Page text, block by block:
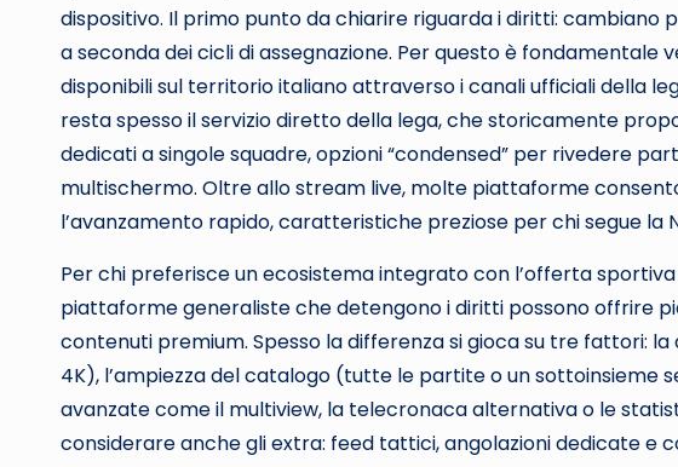
dispositivo. Il primo punto da chiarire riguarda i diritti: cambiano
a seconda dei cicli di assegnazione. Per questo è
disponibili sul territorio italiano attraverso i canali ufficiali della
resta spesso il servizio diretto della lega, che storicamente
dedicati a singole squadre, opzioni “condensed” per rivedere
multischermo. Oltre allo stream live, molte piattaforme
l’avanzamento rapido, caratteristiche preziose per chi segue la
Per chi preferisce un ecosistema integrato con l’offerta
piattaforme generaliste che detengono i diritti possono offrire
contenuti premium. Spesso la differenza si gioca su tre fattori:
4K), l’ampiezza del catalogo (tutte le partite o un sottoinsieme
avanzate come il multiview, la telecronaca alternativa o le
considerare anche gli extra: feed tattici, angolazioni dedicate e